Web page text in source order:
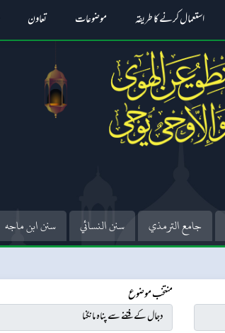
استعمال کرنے کا طریقہ موضوعات تعاون
جامع الترمذي سنن النسائي سنن ابن ماجه
منتخب موضوع